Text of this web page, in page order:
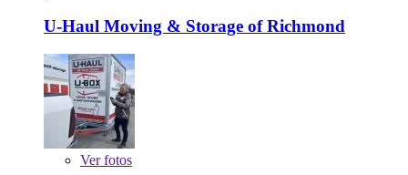
U-Haul Moving & Storage of Richmond
Verfotos